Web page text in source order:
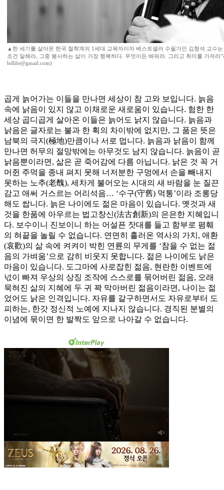
▲한 세기를 살아온 한국 철학계의 1세대 교육자이자 베스트셀러 수필가인 김형석 교수
조건 일해라, 그중 봉사하는 삶이 가장 행복하다. 무엇이든 배워라. 그리고 취미를 가져라
bdlife@gmail.com)
곱게 늙어가는 이들을 만나면 세상이 참 고와 보입니다. 늙음
속에 낡음이 있지 않고 이채로운 새로움이 있습니다. 험한 한
세상 곱디곱게 살아온 이들은 늙어도 낡지 않습니다. 늙음과
낡음은 글자로는 불과 한 획의 차이밖에 없지만, 그 품은 뜻은
남북의 극지(極地)만큼이나 서로 멉니다. 늙음과 낡음이 함께
만나면 허무의 절망밖에는 아무것도 남지 않습니다. 늙음이 곧
낡음뿐이라면, 삶은 곧 죽어감에 다름 아닙니다. 낡은 것 꼭 거
머쥔 주먹을 종내 펴지 못해 너저분한 구멍에서 손을 빼내지
못하는 노추(老醜), 세차게 불어오는 시대의 새 바람을 눈 질끈
감고 애써 거스르는 어리석음… ‘수구(守舊) 먹통’이라 조롱당
해도 쌉니다. 늙은 나이에도 젊은 마음이 있습니다. 옛것과 새
것을 한품에 아우르는 법고창신(法古創新)의 은은한 지혜입니
다. 보수이니 진보이니 하는 어설픈 잣대를 들고 함부로 폄훼
의 혀끝을 놀릴 수 없습니다. 연면히 흘러온 역사의 가치, 애환
(哀歡)의 삶 속에 켜켜이 박힌 연륜의 무게를 ‘참을 수 없는 젊
음의 가벼움’으로 감히 비웃지 못합니다. 젊은 나이에도 낡은
마음이 있습니다. 도그마에 사로잡힌 젊음, 현란한 이벤트에
넋이 빠져 우상의 상징 조작에 스스로를 묶어버린 젊음, 오래
묵혀진 삶의 지혜에 두 귀 꽉 막아버린 젊음이라면, 나이는 젊
었어도 낡은 인격입니다. 자유를 갈구하면서도 자유로부터 도
피하는, 한갓 정신적 노예에 지나지 않습니다. 경직된 분별의
이념에 묶이면 한 발짝도 앞으로 나아갈 수 없습니다.